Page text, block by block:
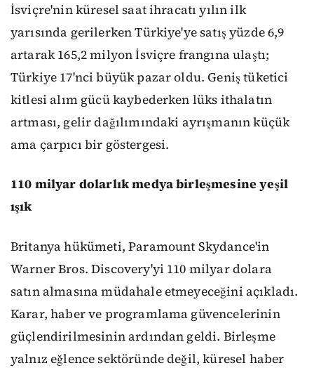
İsviçre'nin küresel saat ihracatı yılın ilk
yarısında gerilerken Türkiye'ye satış yüzde 6,9
artarak 165,2 milyon İsviçre frangına ulaştı;
Türkiye 17'nci büyük pazar oldu. Geniş tüketici
kitlesi alım gücü kaybederken lüks ithalatın
artması, gelir dağılımındaki ayrışmanın küçük
ama çarpıcı bir göstergesi.
110 milyar dolarlık medya birleşmesine yeşil
ışık
Britanya hükümeti, Paramount Skydance'in
Warner Bros. Discovery'yi 110 milyar dolara
satın almasına müdahale etmeyeceğini açıkladı.
Karar, haber ve programlama güvencelerinin
güçlendirilmesinin ardından geldi. Birleşme
yalnız eğlence sektöründe değil, küresel haber